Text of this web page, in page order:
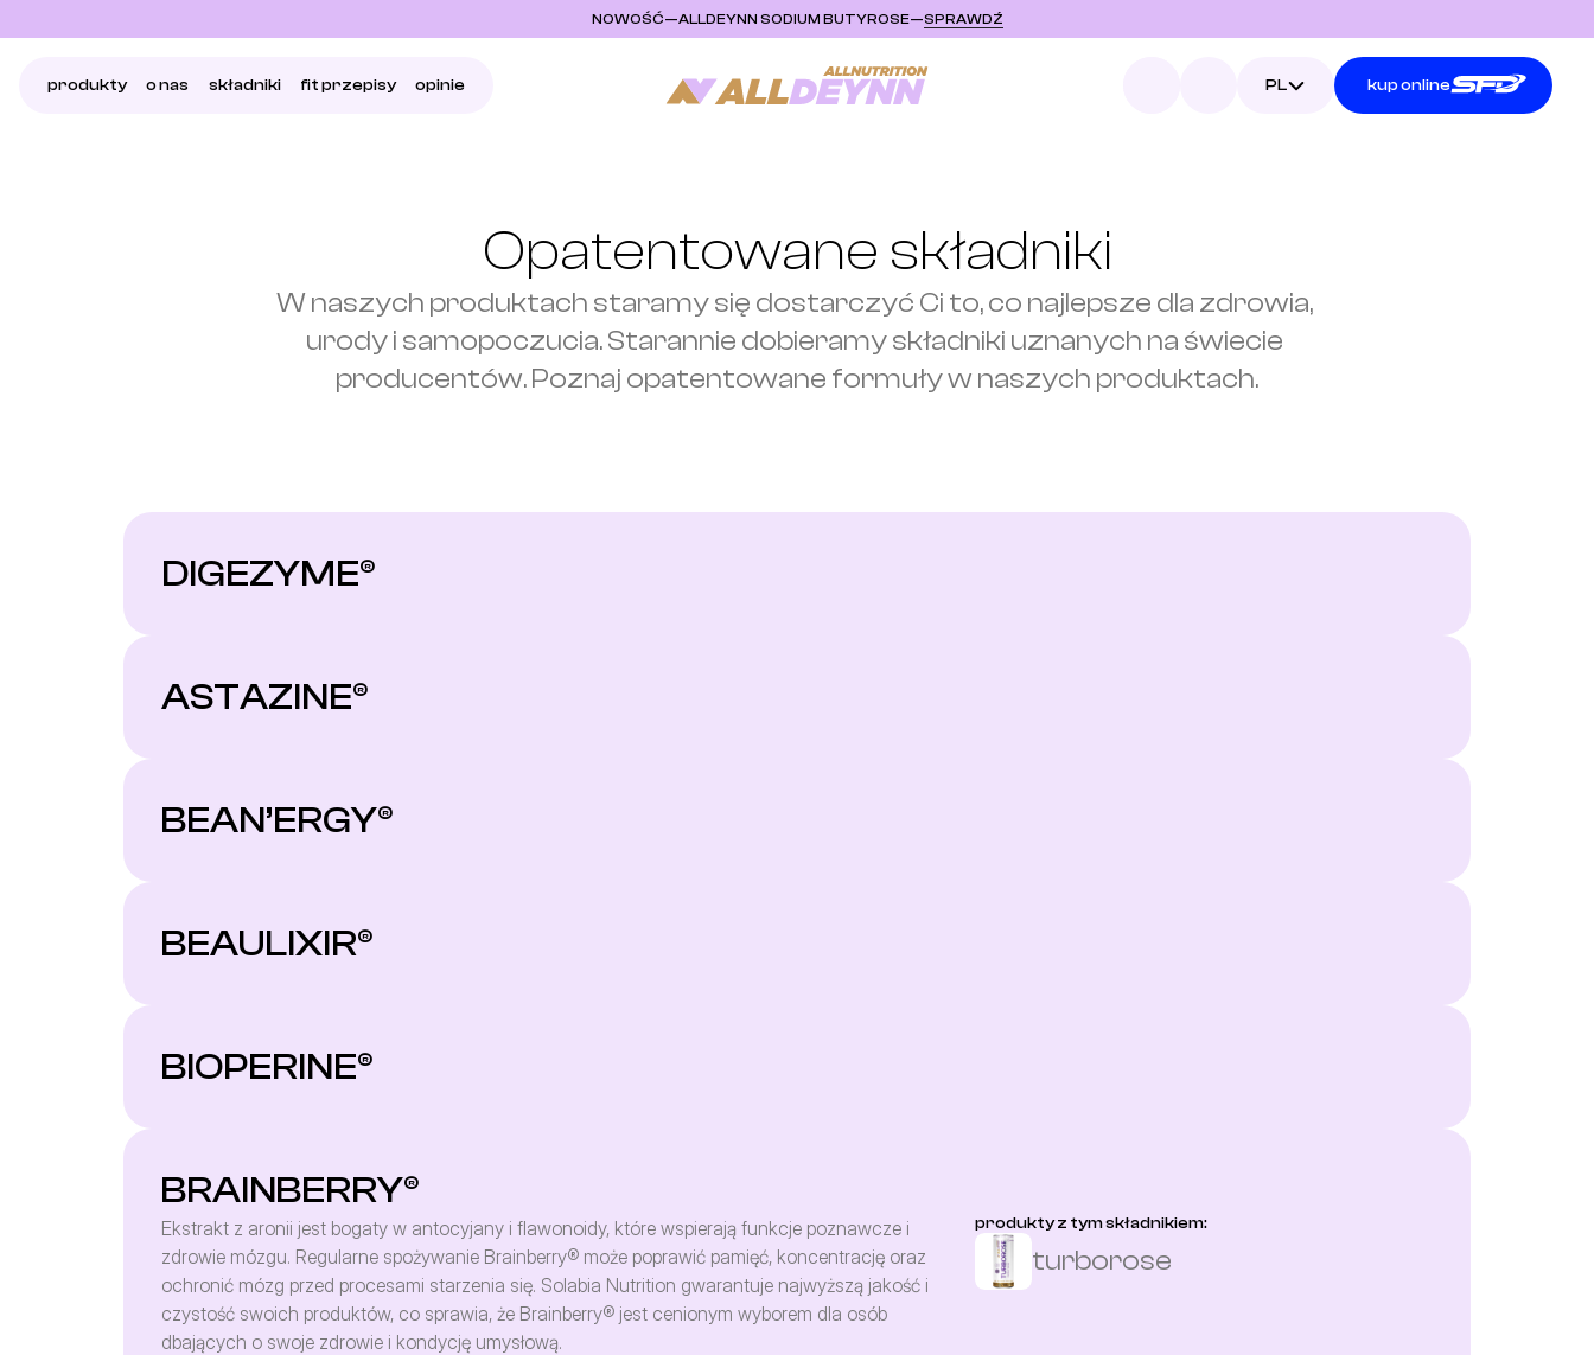
NOWOŚĆ—ALLDEYNN SODIUM BUTYROSE—SPRAWDŹ
produkty o nas składniki fit przepisy opinie
Select Language
PL kup online
Opatentowane składniki
W naszych produktach staramy się dostarczyć Ci to, co najlepsze dla zdrowia,
urody i samopoczucia. Starannie dobieramy składniki uznanych na świecie
producentów. Poznaj opatentowane formuły w naszych produktach.
DIGEZYME®
ASTAZINE®
BEAN’ERGY®
BEAULIXIR®
BIOPERINE®
BRAINBERRY®
Ekstrakt z aronii jest bogaty w antocyjany i flawonoidy, które wspierają funkcje poznawcze i
zdrowie mózgu. Regularne spożywanie Brainberry® może poprawić pamięć, koncentrację oraz
ochronić mózg przed procesami starzenia się. Solabia Nutrition gwarantuje najwyższą jakość i
czystość swoich produktów, co sprawia, że Brainberry® jest cenionym wyborem dla osób
dbających o swoje zdrowie i kondycję umysłową.
produkty z tym składnikiem:
turborose